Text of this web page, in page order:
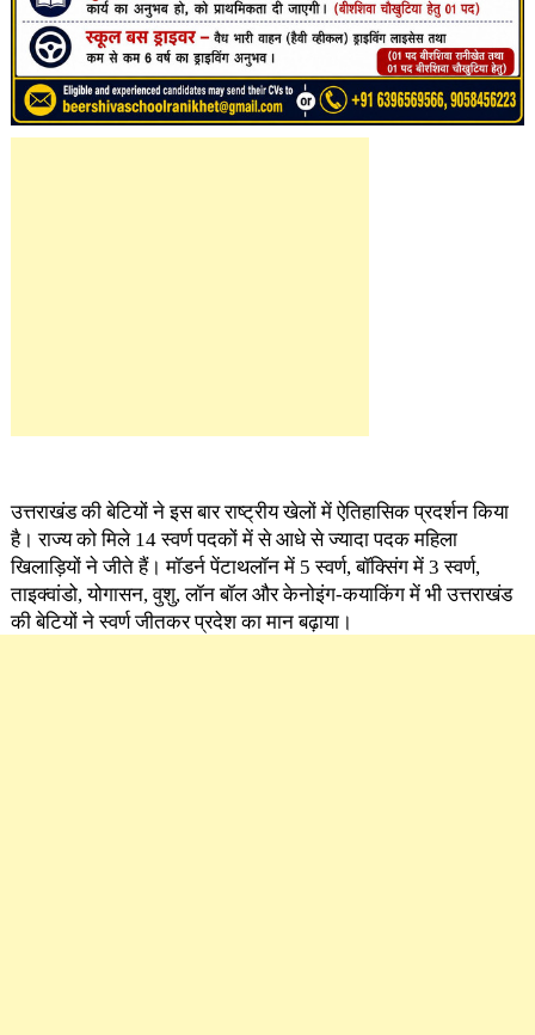
उत्तराखंड की बेटियों ने इस बार राष्ट्रीय खेलों में ऐतिहासिक प्रदर्शन किया
है। राज्य को मिले 14 स्वर्ण पदकों में से आधे से ज्यादा पदक महिला
खिलाड़ियों ने जीते हैं। मॉडर्न पेंटाथलॉन में 5 स्वर्ण, बॉक्सिंग में 3 स्वर्ण,
ताइक्वांडो, योगासन, वुशु, लॉन बॉल और केनोइंग-कयाकिंग में भी उत्तराखंड
की बेटियों ने स्वर्ण जीतकर प्रदेश का मान बढ़ाया।